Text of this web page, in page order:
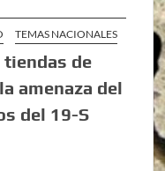
TEMAS NACIONALES
tiendas de
amenaza del
del 19-S